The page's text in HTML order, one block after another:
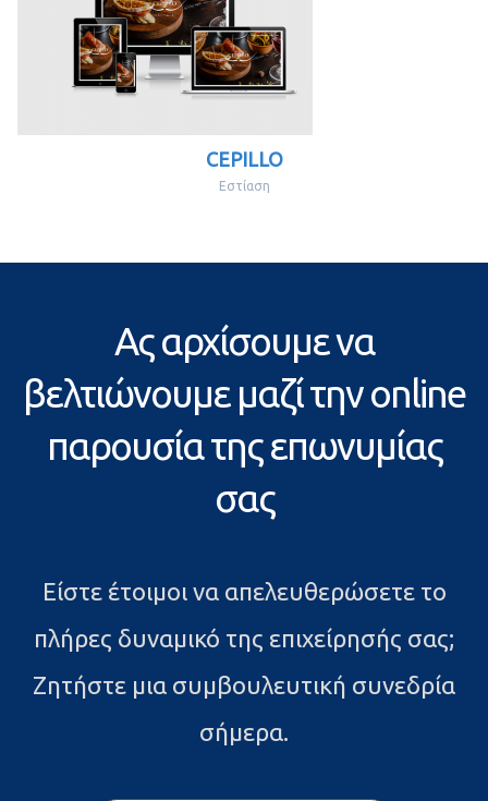
CEPILLO
Εστίαση
Ας αρχίσουμε να
βελτιώνουμε μαζί την online
παρουσία της επωνυμίας
σας
Είστε έτοιμοι να απελευθερώσετε το
πλήρες δυναμικό της επιχείρησής σας;
Ζητήστε μια συμβουλευτική συνεδρία
σήμερα.